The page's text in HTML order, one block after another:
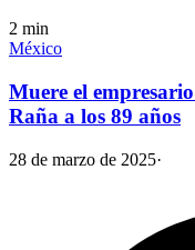
2 min
México
Muere el
Raña a los 89 años
28 de marzo de 2025·